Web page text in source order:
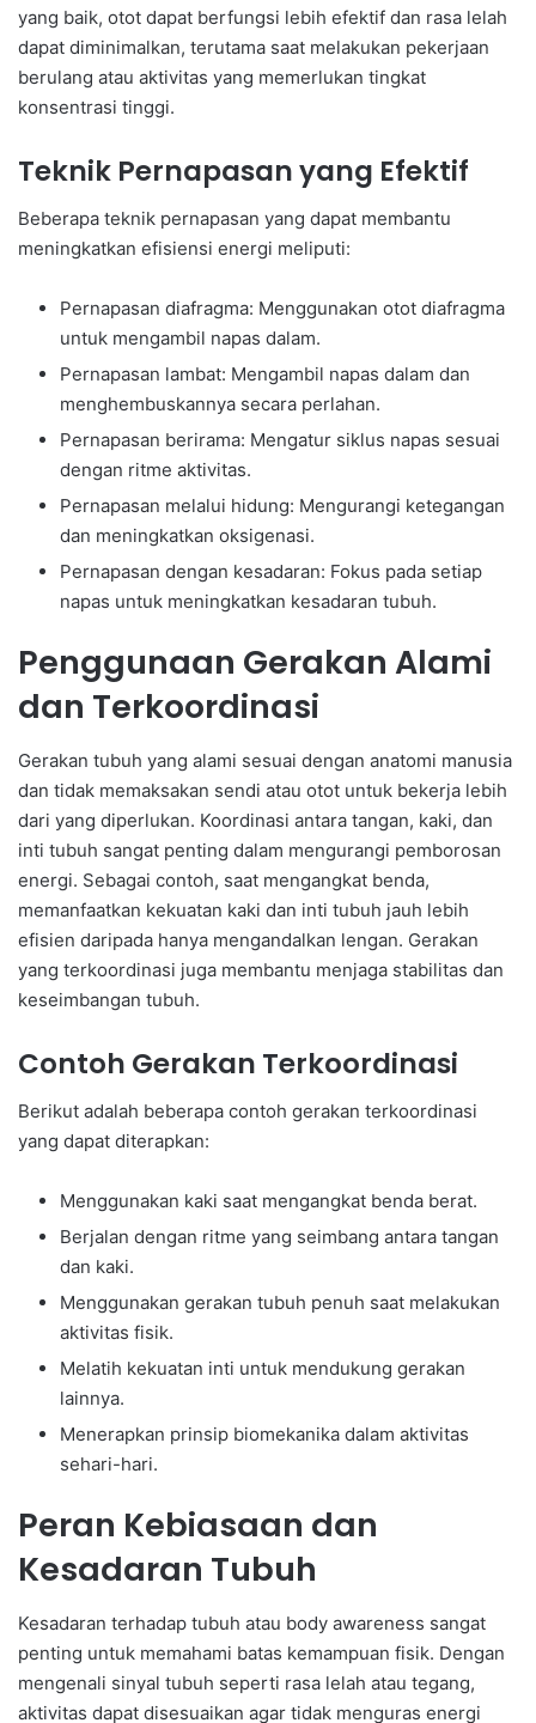
yang baik, otot dapat berfungsi lebih efektif dan rasa lelah
dapat diminimalkan, terutama saat melakukan pekerjaan
berulang atau aktivitas yang memerlukan tingkat
konsentrasi tinggi.
Teknik Pernapasan yang Efektif
Beberapa teknik pernapasan yang dapat membantu
meningkatkan efisiensi energi meliputi:
Pernapasan diafragma: Menggunakan otot diafragma
untuk mengambil napas dalam.
Pernapasan lambat: Mengambil napas dalam dan
menghembuskannya secara perlahan.
Pernapasan berirama: Mengatur siklus napas sesuai
dengan ritme aktivitas.
Pernapasan melalui hidung: Mengurangi ketegangan
dan meningkatkan oksigenasi.
Pernapasan dengan kesadaran: Fokus pada setiap
napas untuk meningkatkan kesadaran tubuh.
Penggunaan Gerakan Alami
dan Terkoordinasi
Gerakan tubuh yang alami sesuai dengan anatomi manusia
dan tidak memaksakan sendi atau otot untuk bekerja lebih
dari yang diperlukan. Koordinasi antara tangan, kaki, dan
inti tubuh sangat penting dalam mengurangi pemborosan
energi. Sebagai contoh, saat mengangkat benda,
memanfaatkan kekuatan kaki dan inti tubuh jauh lebih
efisien daripada hanya mengandalkan lengan. Gerakan
yang terkoordinasi juga membantu menjaga stabilitas dan
keseimbangan tubuh.
Contoh Gerakan Terkoordinasi
Berikut adalah beberapa contoh gerakan terkoordinasi
yang dapat diterapkan:
Menggunakan kaki saat mengangkat benda berat.
Berjalan dengan ritme yang seimbang antara tangan
dan kaki.
Menggunakan gerakan tubuh penuh saat melakukan
aktivitas fisik.
Melatih kekuatan inti untuk mendukung gerakan
lainnya.
Menerapkan prinsip biomekanika dalam aktivitas
sehari-hari.
Peran Kebiasaan dan
Kesadaran Tubuh
Kesadaran terhadap tubuh atau body awareness sangat
penting untuk memahami batas kemampuan fisik. Dengan
mengenali sinyal tubuh seperti rasa lelah atau tegang,
aktivitas dapat disesuaikan agar tidak menguras energi